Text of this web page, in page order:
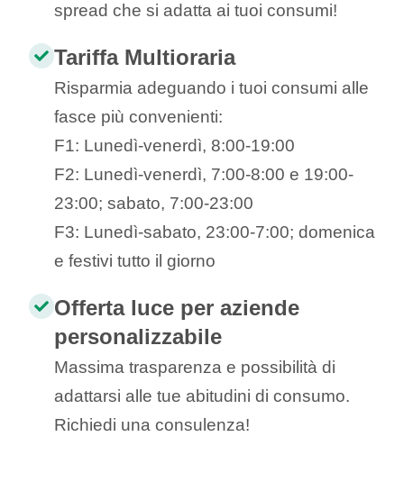
spread che si adatta ai tuoi consumi!
Tariffa Multioraria
Risparmia adeguando i tuoi consumi alle
fasce più convenienti:
F1: Lunedì-venerdì, 8:00-19:00
F2: Lunedì-venerdì, 7:00-8:00 e 19:00-
23:00; sabato, 7:00-23:00
F3: Lunedì-sabato, 23:00-7:00; domenica
e festivi tutto il giorno
Offerta luce per aziende
personalizzabile
Massima trasparenza e possibilità di
adattarsi alle tue abitudini di consumo.
Richiedi una consulenza!